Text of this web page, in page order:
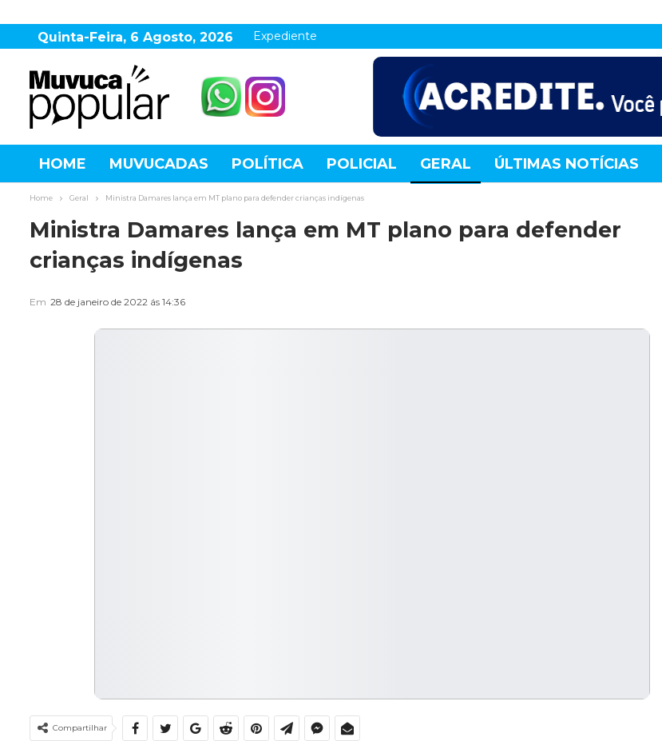
Quinta-Feira, 6 Agosto, 2026 Expediente
HOME MUVUCADAS POLÍTICA POLICIAL GERAL ÚLTIMAS NOTÍCIAS
AGRONEGÓCIO DESTAQUES ESPORTE
Home Geral Ministra Damares lança em MT plano para defender crianças indígenas
Ministra Damares lança em MT plano para defender
crianças indígenas
Em 28 de janeiro de 2022 ás 14:36
Compartilhar